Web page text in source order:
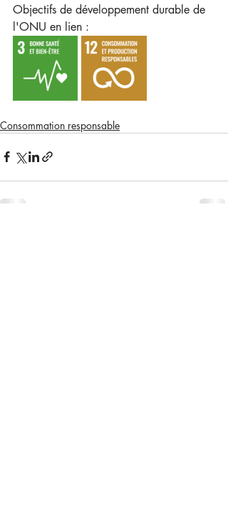
Objectifs de développement durable de
l'ONU en lien :
Consommation responsable